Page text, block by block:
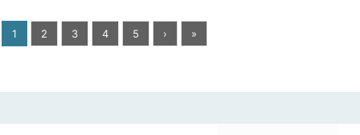
1 2 3 4 5 › »